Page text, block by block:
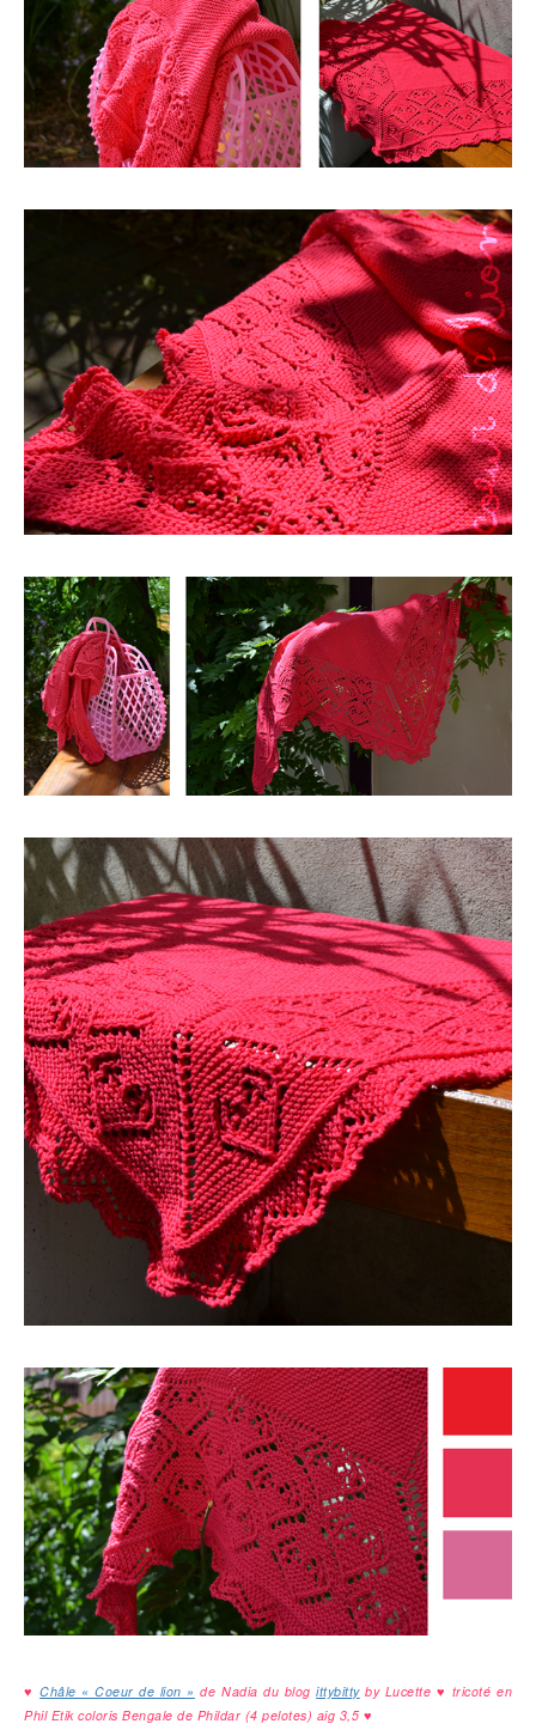
♥Châle « Coeur de lion » de Nadia du blogittybittyby Lucette ♥ tricoté en
Phil Etik coloris Bengale de Phildar (4 pelotes) aig 3,5 ♥